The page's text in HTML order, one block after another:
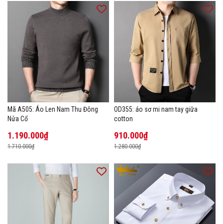
Mã A505: Áo Len Nam Thu Đông
Nửa Cổ
1.190.000₫
1.710.000₫
OD355: áo sơ mi nam tay giữa
cotton
910.000₫
1.280.000₫